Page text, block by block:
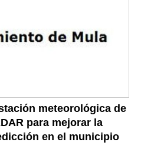
meteorológica de
para mejorar la
en el municipio